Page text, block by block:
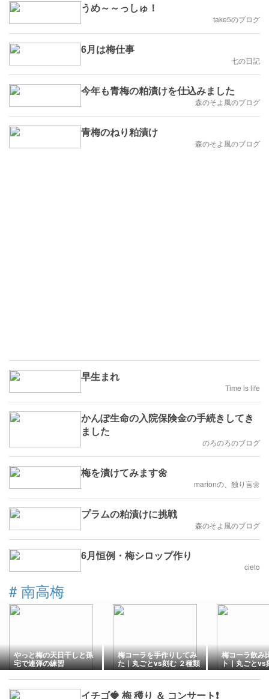
うめ～～っしゅ！
take5のブログ
6月は梅仕事
七の日記
今年も青梅の粕漬けを仕込みました
森のそよ風のブログ
青梅のねり粕漬け
森のそよ風のブログ
早生まれ
Time is life
かんぽ生命の入院保険金の手続きしてき
ました
のろのろのブログ
梅を漬けてみます🌼
marionの、独り言🌼
プラムの粕漬けに挑戦
森のそよ風のブログ
6月恒例・梅シロップ作り
cielo
# 南高梅
やっと梅の天日干しと孫
宅で連弾の練習
梅コーラを手作りしてみ
た｜丸ごとvs刻む ２種類
を同時仕込みで比較しま
す
梅コーラ飲み
ト｜丸ごとvs
違いが面白か
イチゴ🍓 梅 穫り ＆ コンサート❗